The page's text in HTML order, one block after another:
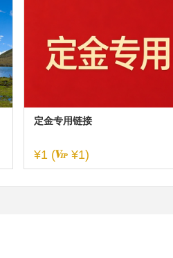
定金专用链接
¥1 ( ¥1)